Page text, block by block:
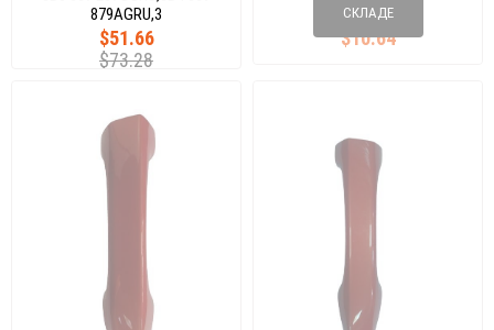
$51.66
$73.28
879AGRU,3
СКЛАДЕ
$10.64